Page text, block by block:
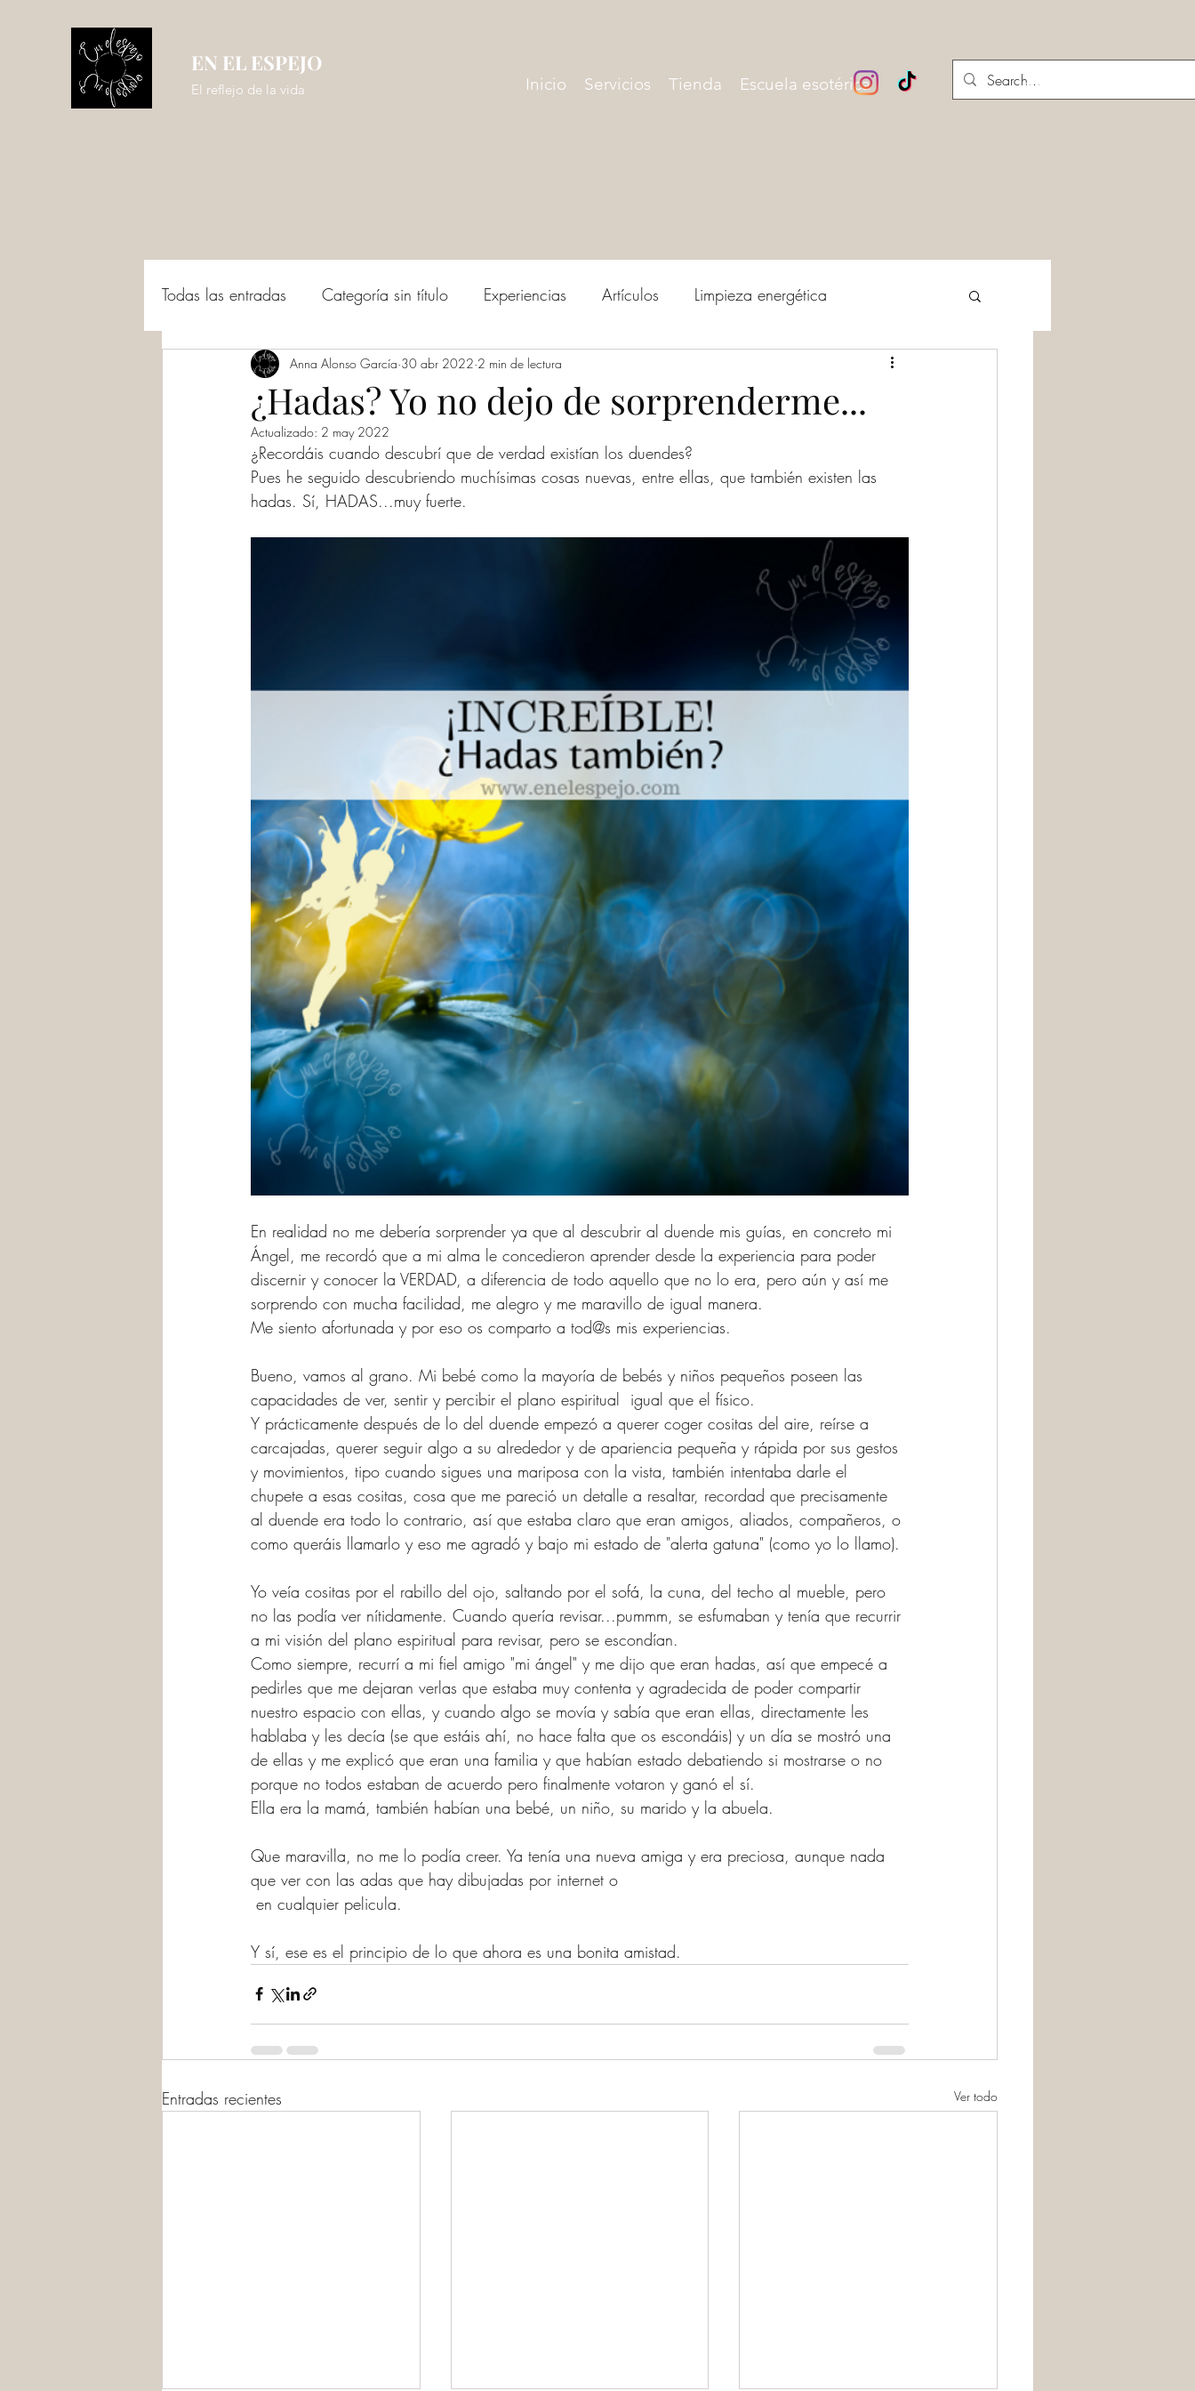
EN EL ESPEJO
El reflejo de la vida Inicio Servicios Tienda Escuela esotérica Iniciar sesión
Todas las entradas Categoría sin título Experiencias Artículos Limpieza energética
¿Hadas? Yo no dejo de sorprenderme...
Anna Alonso García 30 abr 2022 2 min de lectura
Actualizado: 2 may 2022
¿Recordáis cuando descubrí que de verdad existían los duendes?
Pues he seguido descubriendo muchísimas cosas nuevas, entre ellas, que también existen las
hadas. Sí, HADAS...muy fuerte.
En realidad no me debería sorprender ya que al descubrir al duende mis guías, en concreto mi
Ángel, me recordó que a mi alma le concedieron aprender desde la experiencia para poder
discernir y conocer la VERDAD, a diferencia de todo aquello que no lo era, pero aún y así me
sorprendo con mucha facilidad, me alegro y me maravillo de igual manera.
Me siento afortunada y por eso os comparto a tod@s mis experiencias.
Bueno, vamos al grano. Mi bebé como la mayoría de bebés y niños pequeños poseen las
capacidades de ver, sentir y percibir el plano espiritual  igual que el físico.
Y prácticamente después de lo del duende empezó a querer coger cositas del aire, reírse a
carcajadas, querer seguir algo a su alrededor y de apariencia pequeña y rápida por sus gestos
y movimientos, tipo cuando sigues una mariposa con la vista, también intentaba darle el
chupete a esas cositas, cosa que me pareció un detalle a resaltar, recordad que precisamente
al duende era todo lo contrario, así que estaba claro que eran amigos, aliados, compañeros, o
como queráis llamarlo y eso me agradó y bajo mi estado de "alerta gatuna" (como yo lo llamo).
Yo veía cositas por el rabillo del ojo, saltando por el sofá, la cuna, del techo al mueble, pero
no las podía ver nítidamente. Cuando quería revisar...pummm, se esfumaban y tenía que recurrir
a mi visión del plano espiritual para revisar, pero se escondían.
Como siempre, recurrí a mi fiel amigo "mi ángel" y me dijo que eran hadas, así que empecé a
pedirles que me dejaran verlas que estaba muy contenta y agradecida de poder compartir
nuestro espacio con ellas, y cuando algo se movía y sabía que eran ellas, directamente les
hablaba y les decía (se que estáis ahí, no hace falta que os escondáis) y un día se mostró una
de ellas y me explicó que eran una familia y que habían estado debatiendo si mostrarse o no
porque no todos estaban de acuerdo pero finalmente votaron y ganó el sí.
Ella era la mamá, también habían una bebé, un niño, su marido y la abuela.
Que maravilla, no me lo podía creer. Ya tenía una nueva amiga y era preciosa, aunque nada
que ver con las adas que hay dibujadas por internet o
en cualquier pelicula.
Y sí, ese es el principio de lo que ahora es una bonita amistad.
Entradas recientes Ver todo